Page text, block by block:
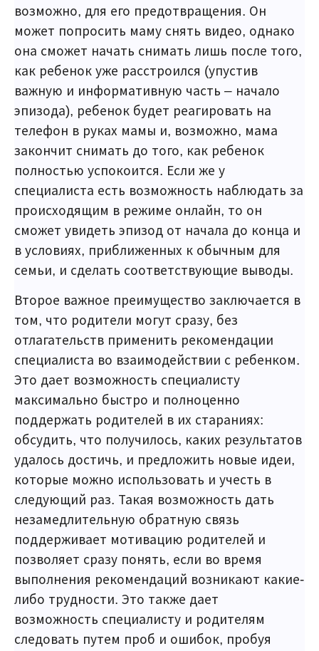
возможно, для его предотвращения. Он
может попросить маму снять видео, однако
она сможет начать снимать лишь после того,
как ребенок уже расстроился (упустив
важную и информативную часть – начало
эпизода), ребенок будет реагировать на
телефон в руках мамы и, возможно, мама
закончит снимать до того, как ребенок
полностью успокоится. Если же у
специалиста есть возможность наблюдать за
происходящим в режиме онлайн, то он
сможет увидеть эпизод от начала до конца и
в условиях, приближенных к обычным для
семьи, и сделать соответствующие выводы.
Второе важное преимущество заключается в
том, что родители могут сразу, без
отлагательств применить рекомендации
специалиста во взаимодействии с ребенком.
Это дает возможность специалисту
максимально быстро и полноценно
поддержать родителей в их стараниях:
обсудить, что получилось, каких результатов
удалось достичь, и предложить новые идеи,
которые можно использовать и учесть в
следующий раз. Такая возможность дать
незамедлительную обратную связь
поддерживает мотивацию родителей и
позволяет сразу понять, если во время
выполнения рекомендаций возникают какие-
либо трудности. Это также дает
возможность специалисту и родителям
следовать путем проб и ошибок, пробуя